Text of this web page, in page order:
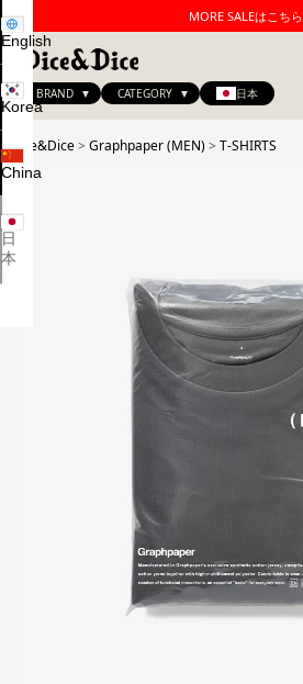
MORE SALEはこちら
BRAND CATEGORY 日本
English
Korea
China
日
本
Dice&Dice> Graphpaper (MEN)> T-SHIRTS